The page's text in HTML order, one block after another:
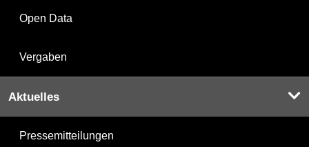
Open Data
Vergaben
Aktuelles
Pressemitteilungen